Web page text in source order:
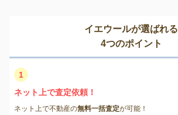
イエウールが選ばれる
4つのポイント
1
ネット上で査定依頼！
ネット上で不動産の無料一括査定が可能！